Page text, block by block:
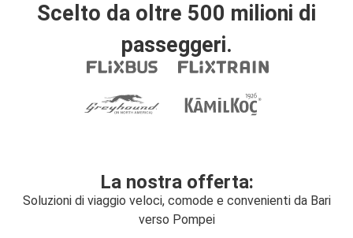
Scelto da oltre 500 milioni di
passeggeri.
La nostra offerta:
Soluzioni di viaggio veloci, comode e convenienti da Bari
verso Pompei